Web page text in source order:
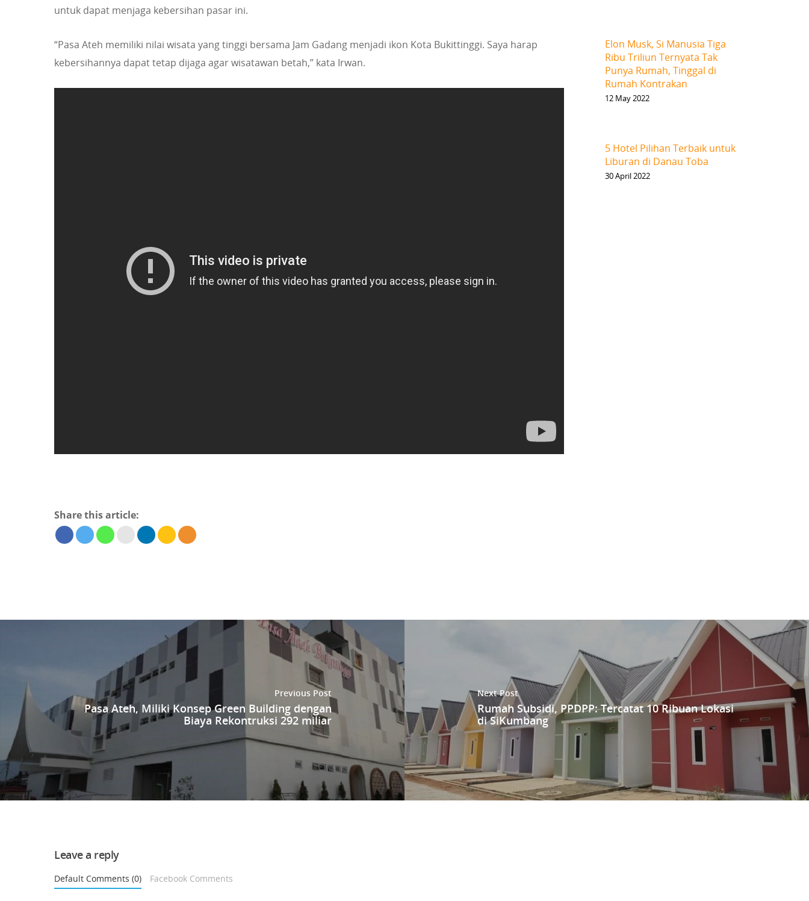
untuk dapat menjaga kebersihan pasar ini.
“Pasa Ateh memiliki nilai wisata yang tinggi bersama Jam Gadang menjadi ikon Kota Bukittinggi. Saya harap
kebersihannya dapat tetap dijaga agar wisatawan betah,” kata Irwan.
Share this article:
Elon Musk, Si Manusia Tiga
Ribu Triliun Ternyata Tak
Punya Rumah, Tinggal di
Rumah Kontrakan
12 May 2022
5 Hotel Pilihan Terbaik untuk
Liburan di Danau Toba
30 April 2022
Previous Post
Pasa Ateh, Miliki Konsep Green Building dengan
Biaya Rekontruksi 292 miliar
Next Post
Rumah Subsidi, PPDPP: Tercatat 10 Ribuan Lokasi
di SiKumbang
Leave a reply
Default Comments (0) Facebook Comments